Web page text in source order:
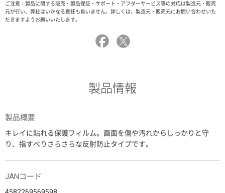
ご注意：製品に関する販売・製品保証・サポート・アフターサービス等の対応は製造元・販売
元が行い、弊社はいかなる責任も負いません。詳しくは、製造元・販売元にお問い合わせいた
だきますようお願いいたします。
製品情報
製品概要
キレイに貼れる保護フィルム。画面を傷や汚れからしっかりと守
り、指すべりさらさらな反射防止タイプです。
JANコード